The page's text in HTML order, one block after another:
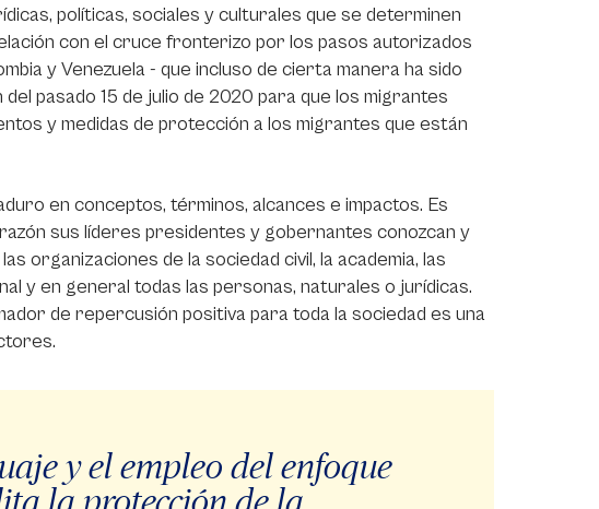
políticas, sociales y culturales que se determinen
con el cruce fronterizo por los pasos autorizados
y Venezuela - que incluso de cierta manera ha sido
pasado 15 de julio de 2020 para que los migrantes
y medidas de protección a los migrantes que están
en conceptos, términos, alcances e impactos. Es
sus líderes presidentes y gobernantes conozcan y
organizaciones de la sociedad civil, la academia, las
y en general todas las personas, naturales o jurídicas.
de repercusión positiva para toda la sociedad es una
y el empleo del enfoque
la protección de la